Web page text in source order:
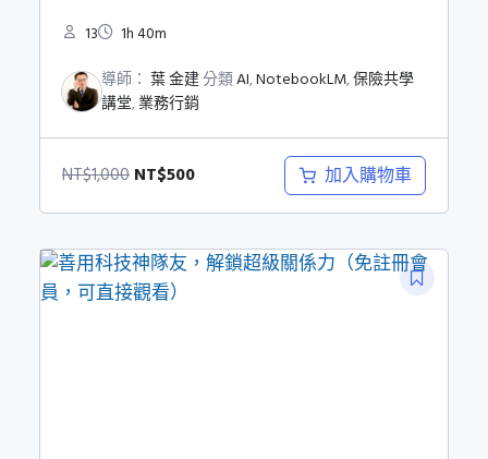
13 1h 40m
導師： 葉 金建分類AI,NotebookLM,保險共學
講堂, 業務行銷
NT$1,000 原
格：
NT$1,000。
NT$500目
格：
加入購物車